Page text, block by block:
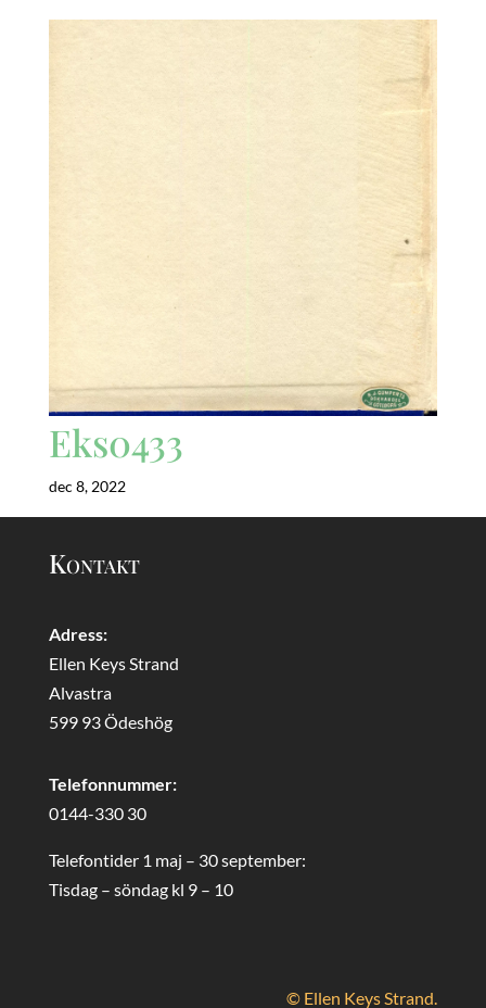
Eks0433
dec 8, 2022
Kontakt
Adress:
Ellen Keys Strand
Alvastra
599 93 Ödeshög
Telefonnummer:
0144-330 30
Telefontider 1 maj – 30 september:
Tisdag – söndag kl 9 – 10
© Ellen Keys Strand.